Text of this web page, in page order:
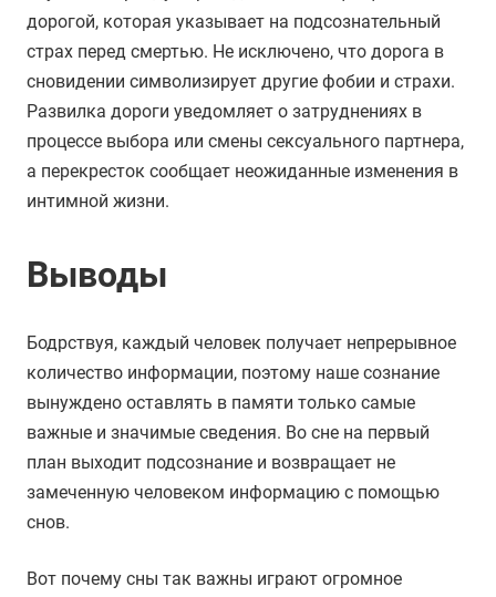
дорогой, которая указывает на подсознательный
страх перед смертью. Не исключено, что дорога в
сновидении символизирует другие фобии и страхи.
Развилка дороги уведомляет о затруднениях в
процессе выбора или смены сексуального партнера,
а перекресток сообщает неожиданные изменения в
интимной жизни.
Выводы
Бодрствуя, каждый человек получает непрерывное
количество информации, поэтому наше сознание
вынуждено оставлять в памяти только самые
важные и значимые сведения. Во сне на первый
план выходит подсознание и возвращает не
замеченную человеком информацию с помощью
снов.
Вот почему сны так важны играют огромное